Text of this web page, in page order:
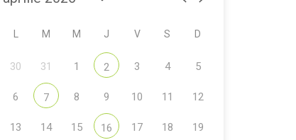
M M J V S D
30 31 1 2 3 4 5
6 7 8 9 10 11 12
13 14 15 16 17 18 19